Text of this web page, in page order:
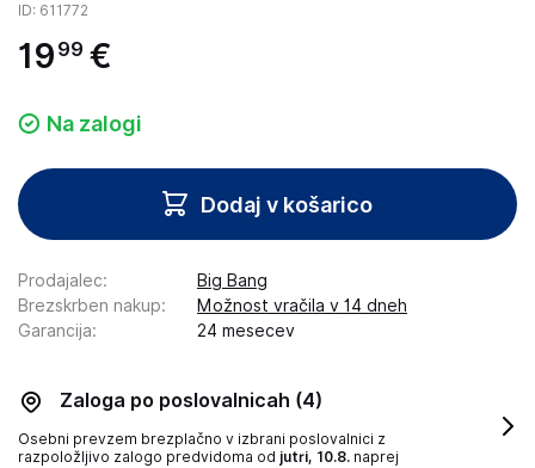
ID: 611772
19 99 €
Na zalogi
Dodaj v košarico
Prodajalec:
Big Bang
Brezskrben nakup:
Možnost vračila v 14 dneh
Garancija: 24 mesecev
Zaloga po poslovalnicah (4)
Osebni prevzem brezplačno v izbrani poslovalnici z
razpoložljivo zalogo predvidoma od jutri, 10.8. naprej